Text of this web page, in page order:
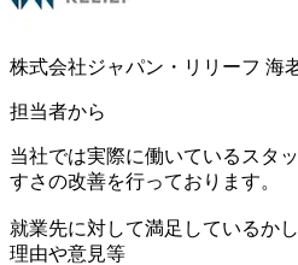
株式会社ジャパン・リリーフ 海
担当者から
当社では実際に働いているスタ
すさの改善を行っております。
就業先に対して満足しているか
理由や意見等